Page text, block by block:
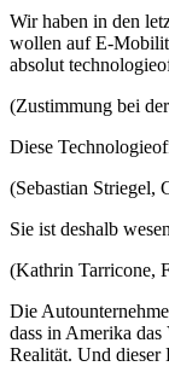
Wir haben in den
wollen auf E-
absolut
(Zustimmung bei
Diese
(Sebastian Striegel,
Sie ist deshalb
(Kathrin Tarricone,
Die
dass in Amerika
Realität. Und dieser